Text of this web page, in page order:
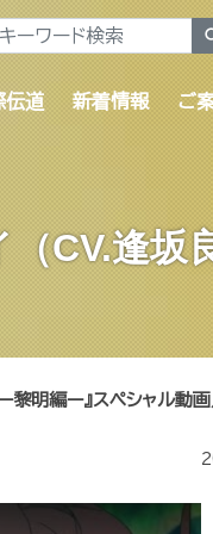
伝道 新着情報 ご
CV.逢坂
黎明編ー』スペシャル動